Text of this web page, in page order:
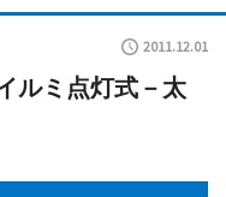
2011.12.01
ルミ点灯式－太